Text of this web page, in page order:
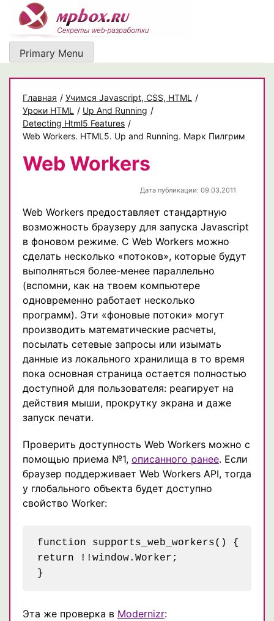
content
Primary Menu
Главная / Учимся Javascript, CSS, HTML
/
Уроки HTML
/ Up And Running /
Detecting Html5 Features /
Web Workers. HTML5. Up and Running. Марк Пилгрим
Web Workers
Дата публикации: 09.03.2011
Web Workers предоставляет стандартную
возможность браузеру для запуска Javascript
в фоновом режиме. С Web Workers можно
сделать несколько «потоков», которые будут
выполняться более-менее параллельно
(вспомни, как на твоем компьютере
одновременно работает несколько
программ). Эти «фоновые потоки» могут
производить математические расчеты,
посылать сетевые запросы или изымать
данные из локального хранилища в то время
пока основная страница остается полностью
доступной для пользователя: реагирует на
действия мыши, прокрутку экрана и даже
запуск печати.
Проверить доступность Web Workers можно с
помощью приема №1, описанного ранее. Если
браузер поддерживает Web Workers API, тогда
у глобального объекта будет доступно
свойство Worker:
function supports_web_workers() {
return !!window.Worker;
Эта же проверка в Modernizr: